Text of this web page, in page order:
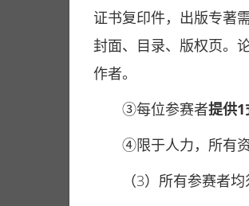
证书复印件，出版专著
封面、目录、版权页。
作者。
③每位参赛者提供1
④限于人力，所有资
（3）所有参赛者